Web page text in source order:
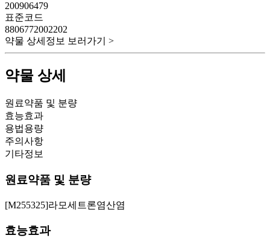
200906479
표준코드
8806772002202
약물 상세정보 보러가기 >
약물 상세
원료약품 및 분량
효능효과
용법용량
주의사항
기타정보
원료약품 및 분량
[M255325]라모세트론염산염
효능효과